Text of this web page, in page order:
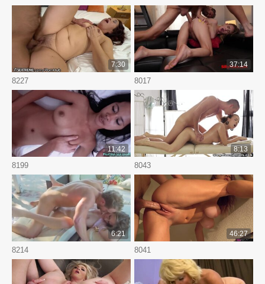
8227
7:30
8017
37:14
8199
11:42
8043
8:13
8214
6:21
8041
46:27